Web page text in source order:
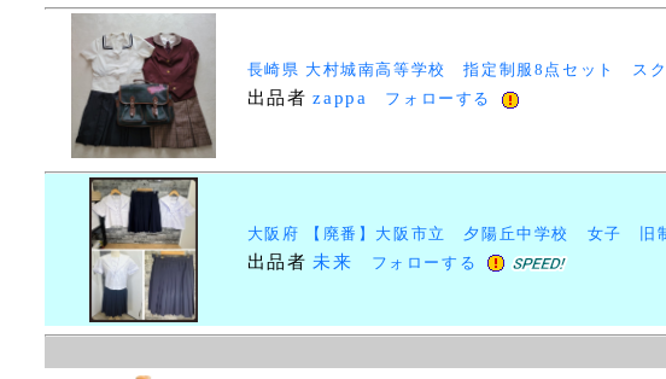
長崎県 大村城南高等学校 指定制服8点セット スク
出品者 zappa フォローする
大阪府 【廃番】大阪市立 夕陽丘中学校 女子 旧
出品者 未来 フォローする